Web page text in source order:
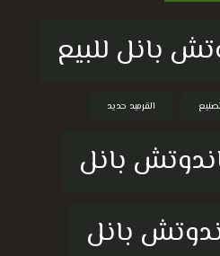
بانل للبيع
القرميد حديد
بانل
بانل